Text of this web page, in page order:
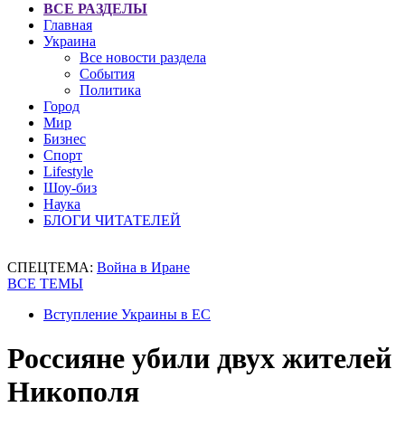
ВСЕ РАЗДЕЛЫ
Главная
Украина
Все новости раздела
События
Политика
Город
Мир
Бизнес
Спорт
Lifestyle
Шоу-биз
Наука
БЛОГИ ЧИТАТЕЛЕЙ
СПЕЦТЕМА: Война в Иране
ВСЕ ТЕМЫ
Вступление Украины в ЕС
Россияне убили двух жителей
Никополя